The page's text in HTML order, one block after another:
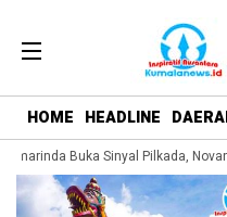
HOME HEADLINE
Buka Sinyal Pilkada, Novan